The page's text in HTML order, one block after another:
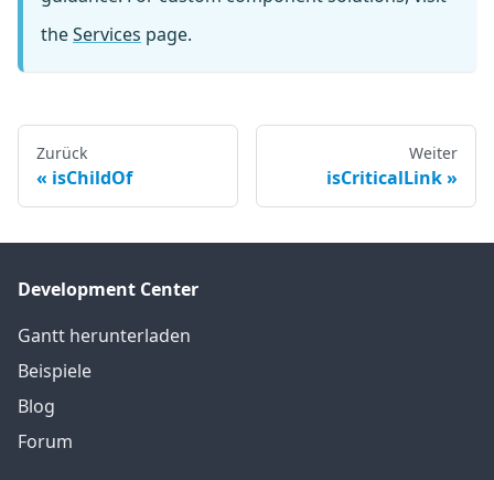
theServices page.
Zurück
isChildOf
Weiter
isCriticalLink
Development Center
Gantt herunterladen
Beispiele
Blog
Forum